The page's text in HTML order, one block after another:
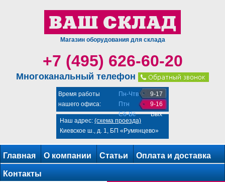
Магазин оборудования для склада
+7 (495) 626-60-20
Многоканальный телефон
Время работы
нашего офиса:
Пн-Чтв
Птн
Сб-Вс
9-17
9-16
Вых
Наш адрес: (схема проезда)
Киевское ш., д. 1, БП «Румянцево»
Главная О компании Статьи Оплата и доставка
Контакты